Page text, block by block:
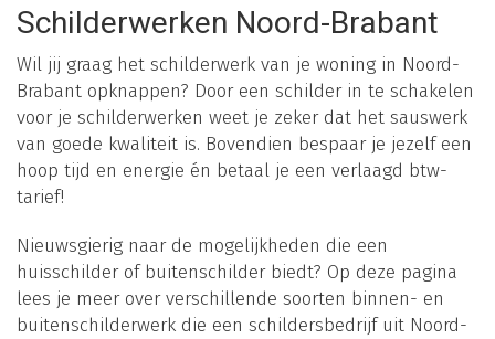
Schilderwerken Noord-Brabant
Wil jij graag het schilderwerk van je woning in Noord-
Brabant opknappen? Door een schilder in te schakelen
voor je schilderwerken weet je zeker dat het sauswerk
van goede kwaliteit is. Bovendien bespaar je jezelf een
hoop tijd en energie én betaal je een verlaagd btw-
tarief!
Nieuwsgierig naar de mogelijkheden die een
huisschilder of buitenschilder biedt? Op deze pagina
lees je meer over verschillende soorten binnen- en
buitenschilderwerk die een schildersbedrijf uit Noord-